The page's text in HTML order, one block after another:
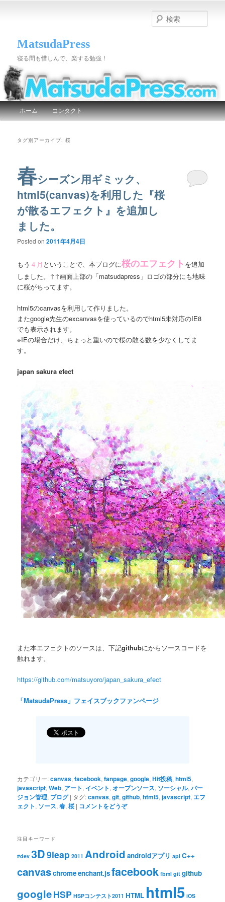
MatsudaPress
寝る間も惜しんで、楽する勉強！
索
メインメニュー
メインコンテンツへ移動
サブコンテンツへ移動
ホーム コンタクト
タグ別アーカイブ:桜
春シーズン用ギミック、
html5(canvas)を利用した『桜
が散るエフェクト』を追加し
ました。
Posted on2011年4月4日
もう ４月 ということで、本ブログに桜のエフェクト を追加
しました。↑↑画面上部の「matsudapress」ロゴの部分にも地味
に桜がちってます。
html5のcanvasを利用して作りました。
またgoogle先生のexcanvasを使っているのでhtml5未対応のIE8
でも表示されます。
※IEの場合だけ、ちょっと重いので桜の散る数を少なくしてま
す。
japan sakura efect
また本エフェクトのソースは、下記githubにからソースコードを
触れます。
https://github.com/matsuyoro/japan_sakura_efect
「MatsudaPress」フェイスブックファンページ
カテゴリー:canvas,facebook,fanpage,google,Hit投稿,html5,
javascript,Web, アート, イベント,オープンソース, ソーシャル,バー
ジョン管理, ブログ | タグ:canvas,git,github,html5,javascript, エフ
ェクト, ソース,春,桜 | コメントをどうぞ
注目キーワード
#dev 3D9leap 2011 Android androidアプリ api C++
canvaschromeenchant.jsfacebook fbml git github
googleHSP HSPコンテスト2011 HTML html5 iOS